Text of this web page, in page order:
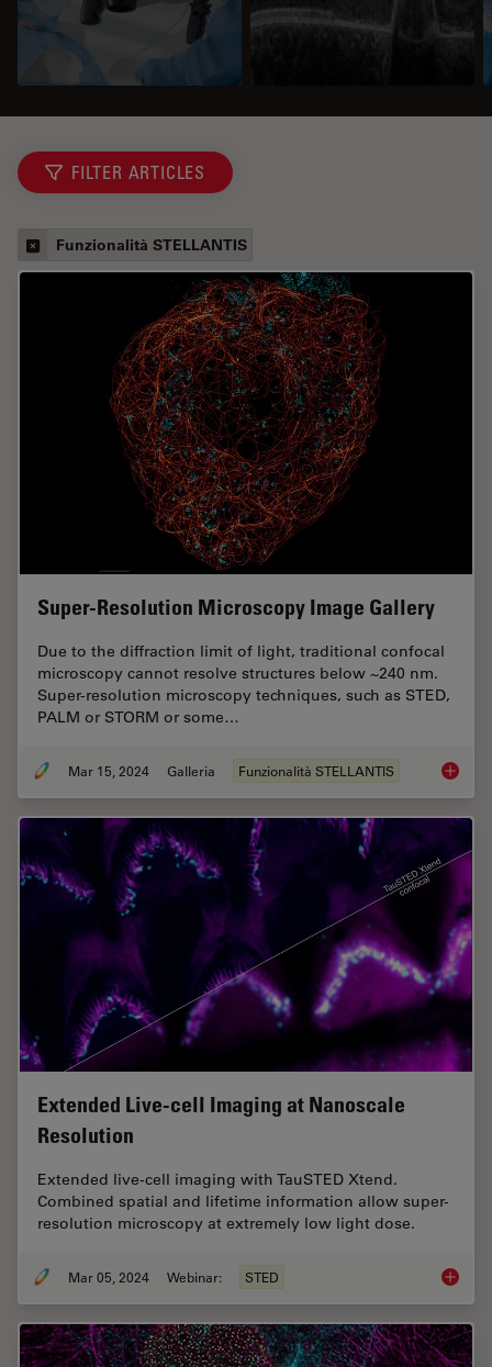
FILTER ARTICLES
Funzionalità STELLANTIS
Super-Resolution Microscopy Image Gallery
Due to the diffraction limit of light, traditional confocal
microscopy cannot resolve structures below ~240 nm.
Super-resolution microscopy techniques, such as STED,
PALM or STORM or some…
Mar 15, 2024 Galleria Funzionalità STELLANTIS Super-
Extended Live-cell Imaging at Nanoscale
Resolution
Extended live-cell imaging with TauSTED Xtend.
Combined spatial and lifetime information allow super-
resolution microscopy at extremely low light dose.
Mar 05, 2024 Webinar: STED